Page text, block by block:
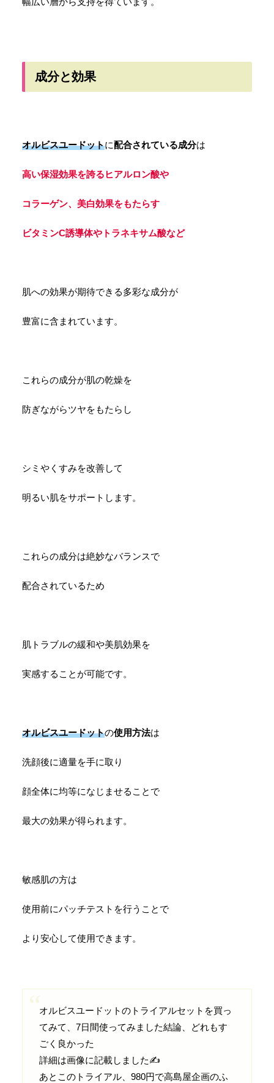
成分と効果
オルビスユードットに配合されている成分は
高い保湿効果を誇るヒアルロン酸や
コラーゲン、美白効果をもたらす
ビタミンC誘導体やトラネキサム酸など
肌への効果が期待できる多彩な成分が
豊富に含まれています。
これらの成分が肌の乾燥を
防ぎながらツヤをもたらし
シミやくすみを改善して
明るい肌をサポートします。
これらの成分は絶妙なバランスで
配合されているため
肌トラブルの緩和や美肌効果を
実感することが可能です。
オルビスユードットの使用方法は
洗顔後に適量を手に取り
顔全体に均等になじませることで
最大の効果が得られます。
敏感肌の方は
使用前にパッチテストを行うことで
より安心して使用できます。
オルビスユードットのトライアルセットを買っ
てみて、7日間使ってみました結論、どれもす
ごく良かった
詳細は画像に記載しました✍️
あとこのトライアル、980円で高島屋企画のふ